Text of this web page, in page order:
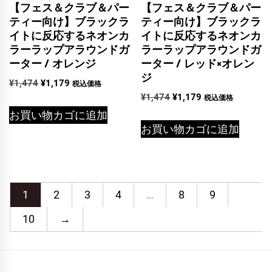
【フェス＆クラブ＆パー
ティー向け】ブラックラ
イトに反応するネオンカ
ラーラップアラウンドガ
ーター / オレンジ
¥1,474 元
価
格
し
た。
¥1,179 現
の
価
で
す。
税込価格
お買い物カゴに追加
【フェス＆クラブ＆パー
ティー向け】ブラックラ
イトに反応するネオンカ
ラーラップアラウンドガ
ーター / レッド×オレン
ジ
¥1,474 元
価
格
で
し
¥1,179 現
の
価
¥1,179
で
税込価格
お買い物カゴに追加
1 2 3 4 … 8
9
10
→